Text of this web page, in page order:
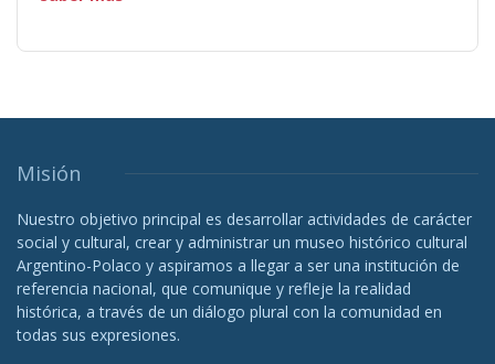
Misión
Nuestro objetivo principal es desarrollar actividades de carácter
social y cultural, crear y administrar un museo histórico cultural
Argentino-Polaco y aspiramos a llegar a ser una institución de
referencia nacional, que comunique y refleje la realidad
histórica, a través de un diálogo plural con la comunidad en
todas sus expresiones.